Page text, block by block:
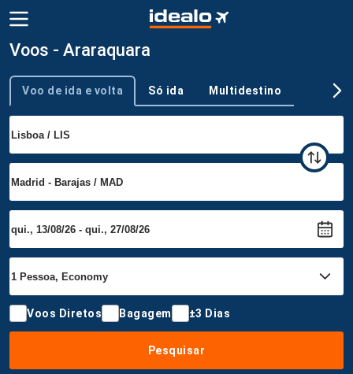
Voos - Araraquara
Tipo de viagem
Voo de ida e volta Só ida Multidestino
Voos Diretos Bagagem ±3 Dias
Pesquisar